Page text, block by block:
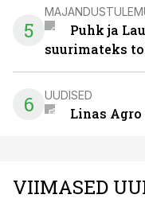
5
Puhk ja
suurimateks
6 UUDISED
Linas
VIIMASED